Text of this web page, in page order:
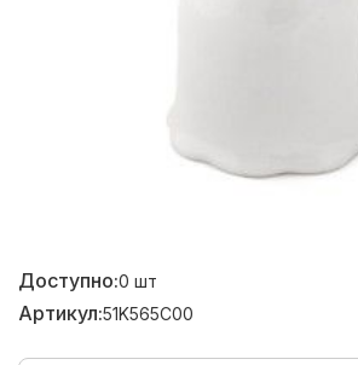
Доступно:0 шт
Артикул:51K565C00